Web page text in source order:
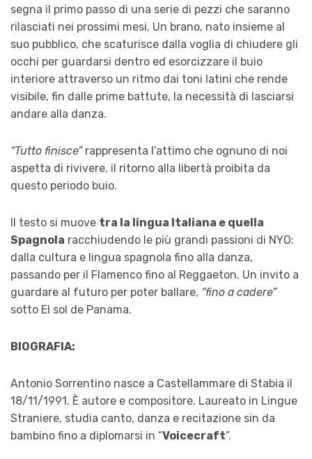
segna il primo passo di una serie di pezzi che saranno
rilasciati nei prossimi mesi. Un brano, nato insieme al
suo pubblico, che scaturisce dalla voglia di chiudere gli
occhi per guardarsi dentro ed esorcizzare il buio
interiore attraverso un ritmo dai toni latini che rende
visibile, fin dalle prime battute, la necessità di lasciarsi
andare alla danza.
“Tutto finisce” rappresenta l’attimo che ognuno di noi
aspetta di rivivere, il ritorno alla libertà proibita da
questo periodo buio.
Il testo si muove tra la lingua Italiana e quella
Spagnola racchiudendo le più grandi passioni di NYO:
dalla cultura e lingua spagnola fino alla danza,
passando per il Flamenco fino al Reggaeton. Un invito a
guardare al futuro per poter ballare, “fino a cadere”
sotto El sol de Panama.
BIOGRAFIA:
Antonio Sorrentino nasce a Castellammare di Stabia il
18/11/1991. È autore e compositore. Laureato in Lingue
Straniere, studia canto, danza e recitazione sin da
bambino fino a diplomarsi in “Voicecraft”.